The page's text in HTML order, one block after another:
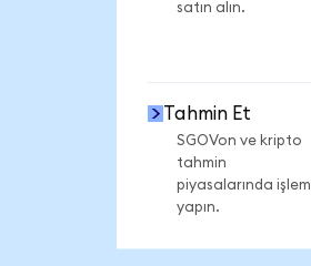
satın alın.
Tahmin Et
SGOVon ve kripto
tahmin
piyasalarında işlem
yapın.